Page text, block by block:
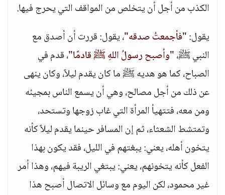
الكذب من أجل أن يتخلص من المواقف التي يحرج فيها.
يقول:"فأجمعتُ صدقه"، يقول: قررت أن أصدق مع
النبي ﷺ،"وأصبح رسولُ اللهِ ﷺ قادمًا"، قدم في
الصباح، كما هو هديه ﷺ ما كان يقدم ليلاً، وكان ينهى
عن ذلك من أجل مصالح، وهي أن يسمع الناس بمجيئه
ومن معه، فتتهيأ المرأة التي غاب زوجها وتستحد،
وتمتشط الشعثاء، ثم إن المسافر حينما يقدم ليلاً كأنه
يتخون أهله، يعني: يبغتهم في الليل، فقد يكون بهذا
الفعل كأنه يتخونهم، يعني: يبتغي الريبة فيهم، وهذا أمر
غير محمود، لكن اليوم مع وسائل الاتصال أصبح هذا